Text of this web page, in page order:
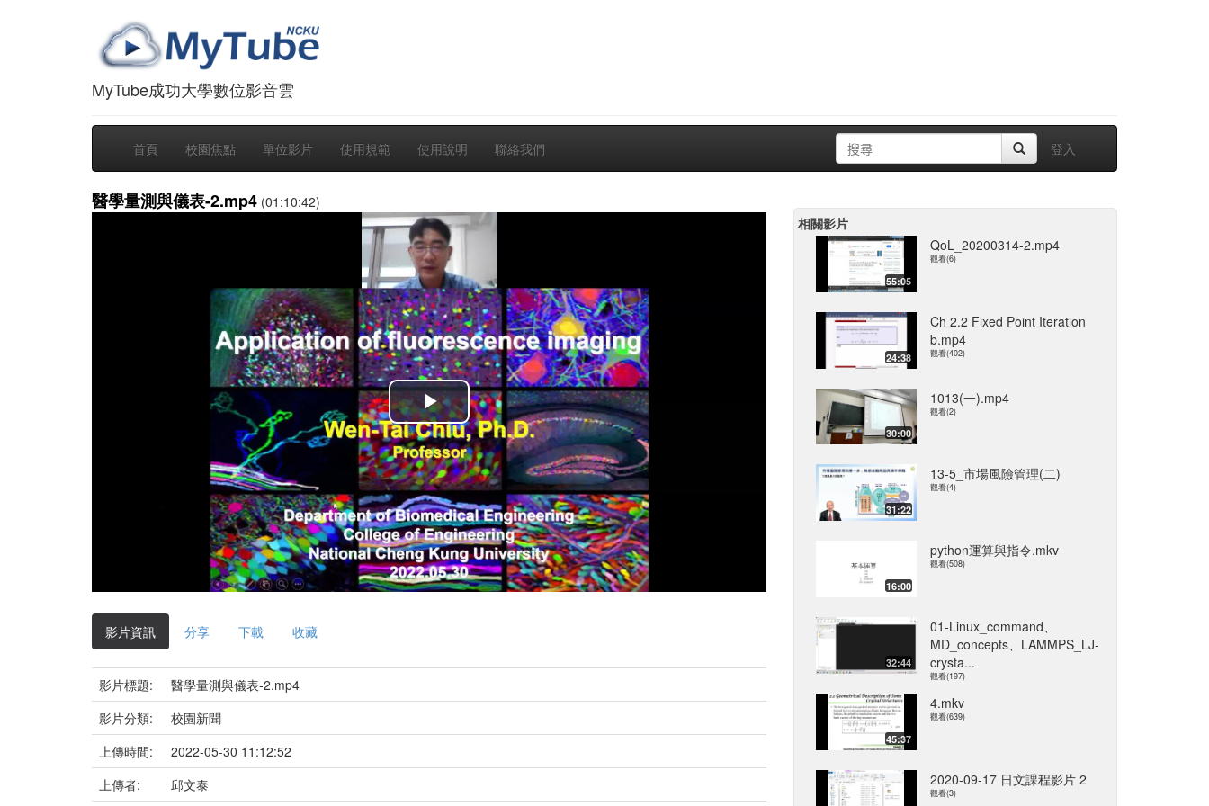
MyTube成功大學數位影音雲
首頁 校園焦點 單位影片 使用規範 使用說明 聯絡我們 登入
醫學量測與儀表-2.mp4 (01:10:42)
播
放
影
片
影片資訊 分享 下載 收藏
影片標題:
醫學量測與儀表-2.mp4
影片分類:
校園新聞
上傳時間:
2022-05-30 11:12:52
上傳者:
邱文泰
相關影片
55:05
QoL_20200314-2.mp4
觀看(6)
24:38
Ch 2.2 Fixed Point Iteration
b.mp4
觀看(402)
30:00
1013(一).mp4
觀看(2)
31:22
13-5_市場風險管理(二)
觀看(4)
16:00
python運算與指令.mkv
觀看(508)
32:44
01-Linux_command、
MD_concepts、LAMMPS_LJ-
crysta...
觀看(197)
45:37
4.mkv
觀看(639)
2020-09-17 日文課程影片 2
觀看(3)